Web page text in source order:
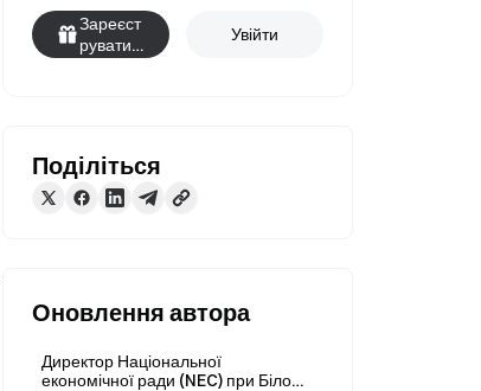
Зареєст
руватис
Увійти
Поділіться
Оновлення автора
Директор Національної
економічної ради (NEC) при Білому